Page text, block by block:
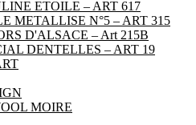
ETOILE – ART 617
METALLISE N°5 – ART 315
D'ALSACE – Art 215B
DENTELLES – ART 19
MOIRE